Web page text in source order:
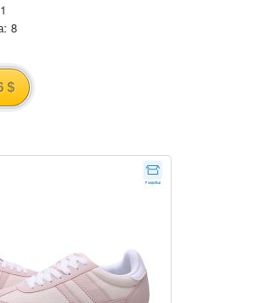
8
$